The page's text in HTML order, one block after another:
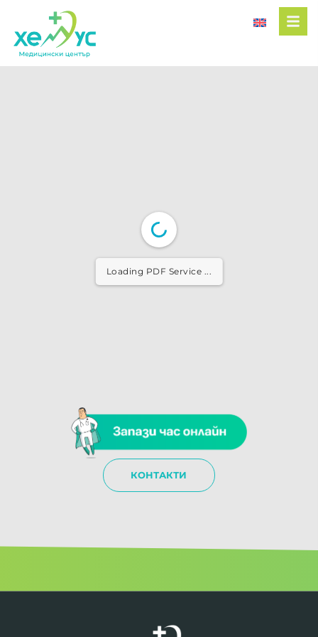
Loading PDF Service ...
КОНТАКТИ